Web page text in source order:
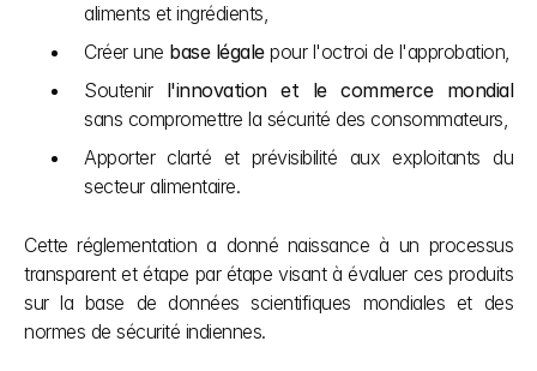
aliments et ingrédients,
Créer une base légale pour l'octroi de l'approbation,
Soutenir l'innovation et le commerce mondial
sans compromettre la sécurité des consommateurs,
Apporter clarté et prévisibilité aux exploitants du
secteur alimentaire.
Cette réglementation a donné naissance à un processus
transparent et étape par étape visant à évaluer ces produits
sur la base de données scientifiques mondiales et des
normes de sécurité indiennes.